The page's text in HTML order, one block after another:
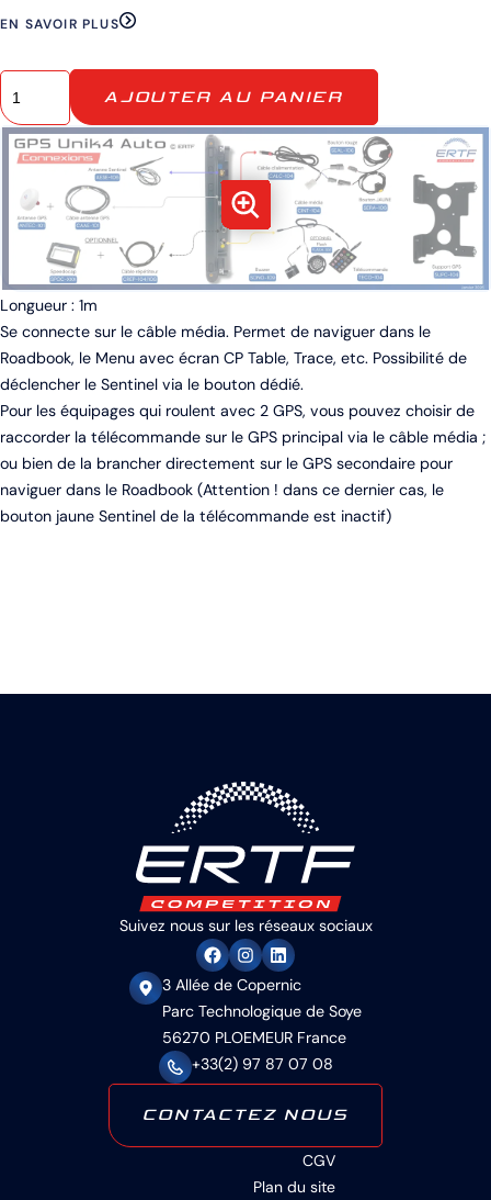
EN SAVOIR PLUS
AJOUTER AU PANIER
Longueur : 1m
Se connecte sur le câble média. Permet de naviguer dans le
Roadbook, le Menu avec écran CP Table, Trace, etc. Possibilité de
déclencher le Sentinel via le bouton dédié.
Pour les équipages qui roulent avec 2 GPS, vous pouvez choisir de
raccorder la télécommande sur le GPS principal via le câble média ;
ou bien de la brancher directement sur le GPS secondaire pour
naviguer dans le Roadbook (Attention ! dans ce dernier cas, le
bouton jaune Sentinel de la télécommande est inactif)
Suivez nous sur les réseaux sociaux
3 Allée de Copernic
Parc Technologique de Soye
56270 PLOEMEUR France
+33(2) 97 87 07 08
CONTACTEZ NOUS
CGV
Plan du site